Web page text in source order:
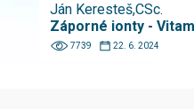
Ján Keresteš,CSc.
Záporné ionty -
7739 22. 6. 2024